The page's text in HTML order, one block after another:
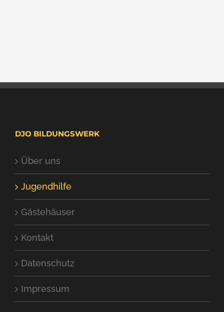
DJO BILDUNGSWERK
Über uns
Jugendhilfe
Gästehäuser
Kontakt
Datenschutz
Impressum